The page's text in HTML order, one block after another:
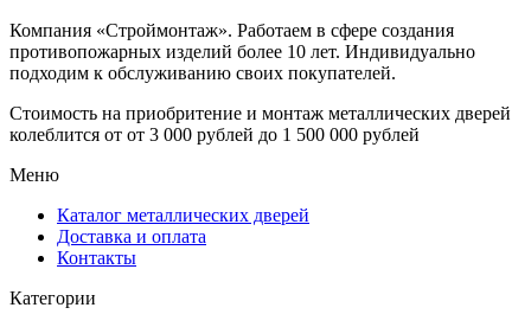
Компания «Строймонтаж». Работаем в сфере создания
противопожарных изделий более 10 лет. Индивидуально
подходим к обслуживанию своих покупателей.
Стоимость на приобритение и монтаж металлических дверей
колеблится от от 3 000 рублей до 1 500 000 рублей
Меню
Каталог металлических дверей
Доставка и оплата
Контакты
Категории